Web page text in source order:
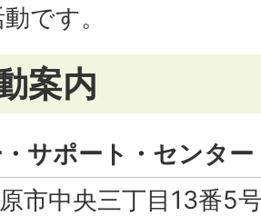
です。
案内
サポート・センター
市中央三丁目13番5